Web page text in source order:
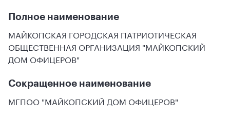
Полное наименование
МАЙКОПСКАЯ ГОРОДСКАЯ ПАТРИОТИЧЕСКАЯ
ОБЩЕСТВЕННАЯ ОРГАНИЗАЦИЯ "МАЙКОПСКИЙ
ДОМ ОФИЦЕРОВ"
Сокращенное наименование
МГПОО "МАЙКОПСКИЙ ДОМ ОФИЦЕРОВ"